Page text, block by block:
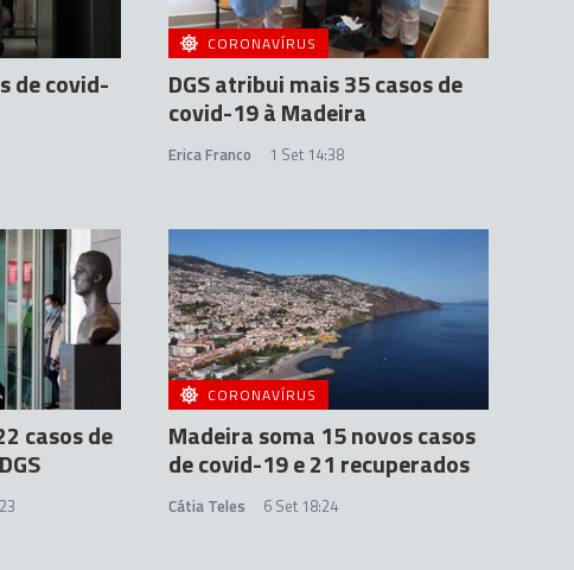
de covid-
CORONAVÍRUS
DGS atribui mais 35 casos de
covid-19 à Madeira
Erica Franco 1 Set 14:38
casos de
CORONAVÍRUS
Madeira soma 15 novos casos
de covid-19 e 21 recuperados
Cátia Teles 6 Set 18:24